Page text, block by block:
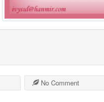
No Comment